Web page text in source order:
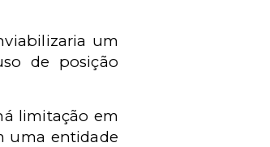
um
de posição
limitação em
uma entidade